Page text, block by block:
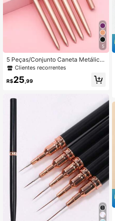
5
5 Peças/Conjunto Caneta Metálica
na Cor Champanhe para Desenho d
de Design de Unhas para Linhas Lo
Clientes recorrentes
R$25 ,99